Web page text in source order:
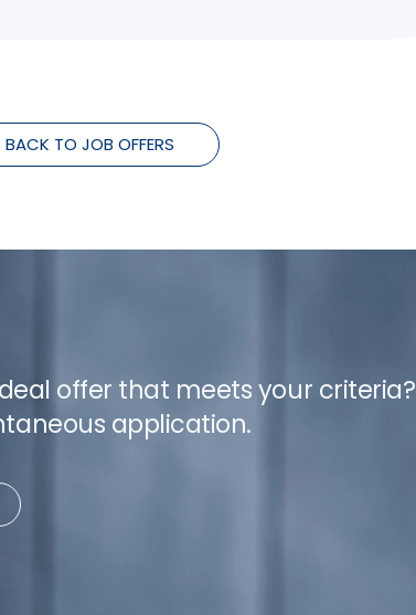
BACK TO JOB OFFERS
offer that meets your criteria?
application.